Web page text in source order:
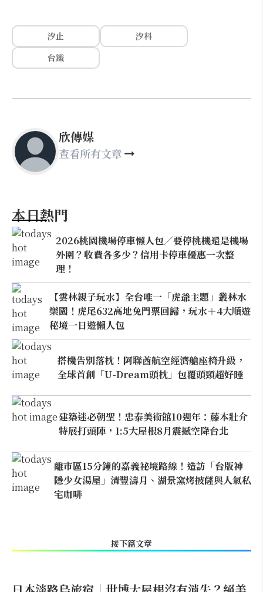
汐止
汐科
台鐵
欣傳媒
查看所有文章
本日熱門
2026桃園機場停車懶人包／要停桃機還是機場
外圍？收費各多少？信用卡停車優惠一次整
理！
【雲林親子玩水】全台唯一「虎爺主題」叢林水
樂園！虎尾632高地免門票回歸，玩水＋4大順遊
秘境一日遊懶人包
搭機告別落枕！阿聯酋航空經濟艙座椅升級，
全球首創「U-Dream頭枕」包覆頭頸超好睡
建築迷必朝聖！忠泰美術館10週年：藤本壯介
特展打頭陣，1:5大屋根8月震撼空降台北
離市區15分鐘的嘉義祕境路線！造訪「台版神
隱少女湯屋」清豐濤月、湖景窯烤披薩與人氣私
宅咖啡
接下篇文章